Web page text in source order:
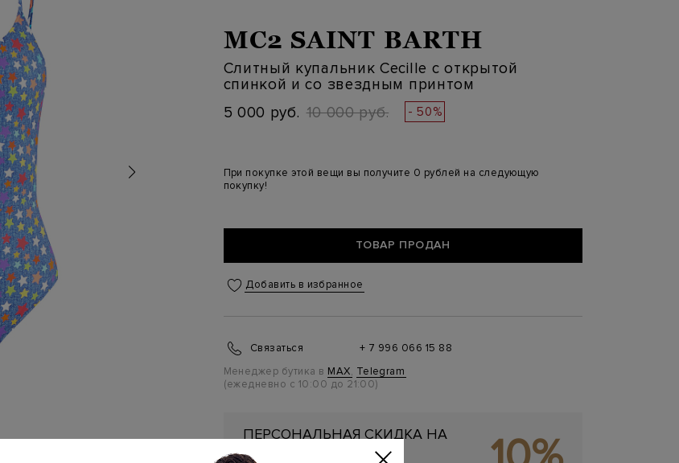
MC2 SAINT BARTH
Слитный купальник Cecille с открытой
спинкой и со звездным принтом
5 000 руб. 10 000 руб. - 50%
При покупке этой вещи вы получите 0 рублей на следующую
покупку!
ТОВАР ПРОДАН
Добавить в избранное
Связаться
+ 7 996 066 15 88
Менеджер бутика в MAX, Telegram
(ежедневно с 10:00 до 21:00)
ПЕРСОНАЛЬНАЯ СКИДКА НА
ПЕРВУЮ ПОКУПКУ